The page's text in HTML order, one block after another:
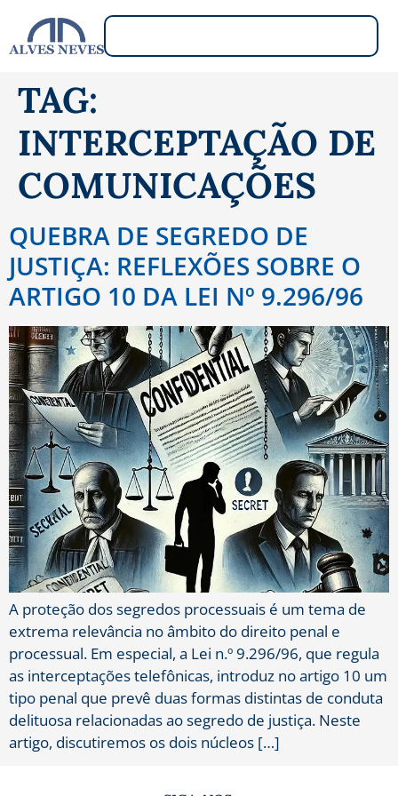
TAG:
INTERCEPTAÇÃO DE
COMUNICAÇÕES
QUEBRA DE SEGREDO DE
JUSTIÇA: REFLEXÕES SOBRE O
ARTIGO 10 DA LEI Nº 9.296/96
A proteção dos segredos processuais é um tema de
extrema relevância no âmbito do direito penal e
processual. Em especial, a Lei n.º 9.296/96, que regula
as interceptações telefônicas, introduz no artigo 10 um
tipo penal que prevê duas formas distintas de conduta
delituosa relacionadas ao segredo de justiça. Neste
artigo, discutiremos os dois núcleos […]